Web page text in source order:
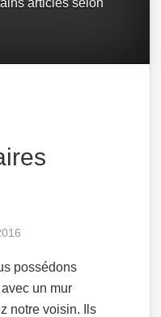
articles selon
possédons
un mur
notre voisin. Ils